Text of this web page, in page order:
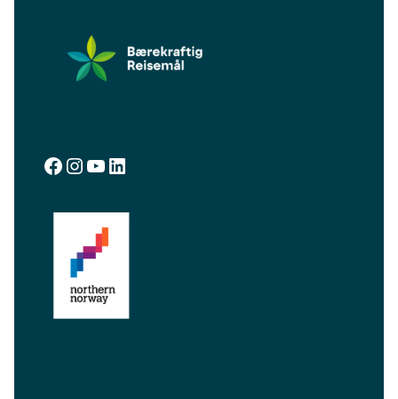
facebook.com/visitalta
instagram.com/visitalta
YouTube
LinkedIn